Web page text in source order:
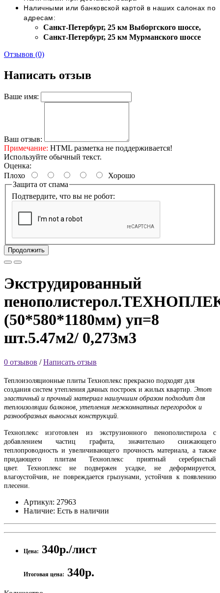
Наличными или банковской картой в наших салонах по
адресам:
Cанкт-Петербург, 25 км Выборгского шоссе,
Cанкт-Петербург, 25 км Мурманского шоссе
Отзывов (0)
Написать отзыв
Ваше имя:
Ваш отзыв:
Примечание: HTML разметка не поддерживается!
Используйте обычный текст.
Оценка:
Плохо
Хорошо
Защита от спама
Подтвердите, что вы не робот:
Продолжить
Экструдированный
(50*580*1180мм) уп=8
шт.5.47м2/ 0,273м3
0 отзывов /Написать отзыв
Теплоизоляционные плиты Техноплекс прекрасно подходят для
создания систем утепления дачных построек и жилых квартир. Этот
эластичный и прочный материал наилучшим образом подходит для
теплоизоляции балконов, утепления межкомнатных перегородок и
разнообразных выносных конструкций.
Техноплексизготовлен из экструзионного пенополистирола с
добавлением частиц графита, значительно снижающего
теплопроводность и увеличивающего прочность материала, а также
придающего плитам Техноплекс приятный серебристый
цвет. Техноплексне подвержен усадке, не деформируется,
влагоустойчив, не повреждается грызунами, устойчив к появлению
плесени.
Артикул: 27963
Наличие: Есть в наличии
Цена: 340р./лист
Итоговая цена: 340р.